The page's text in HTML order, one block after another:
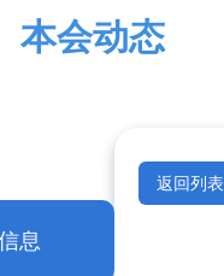
本会动态
息
返回列表